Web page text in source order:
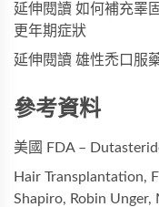
延伸閱讀 如何補充睪
更年期症狀
延伸閱讀 雄性禿口服
參考資料
美國 FDA –
Hair Transplantation,
Shapiro, Robin Unger,